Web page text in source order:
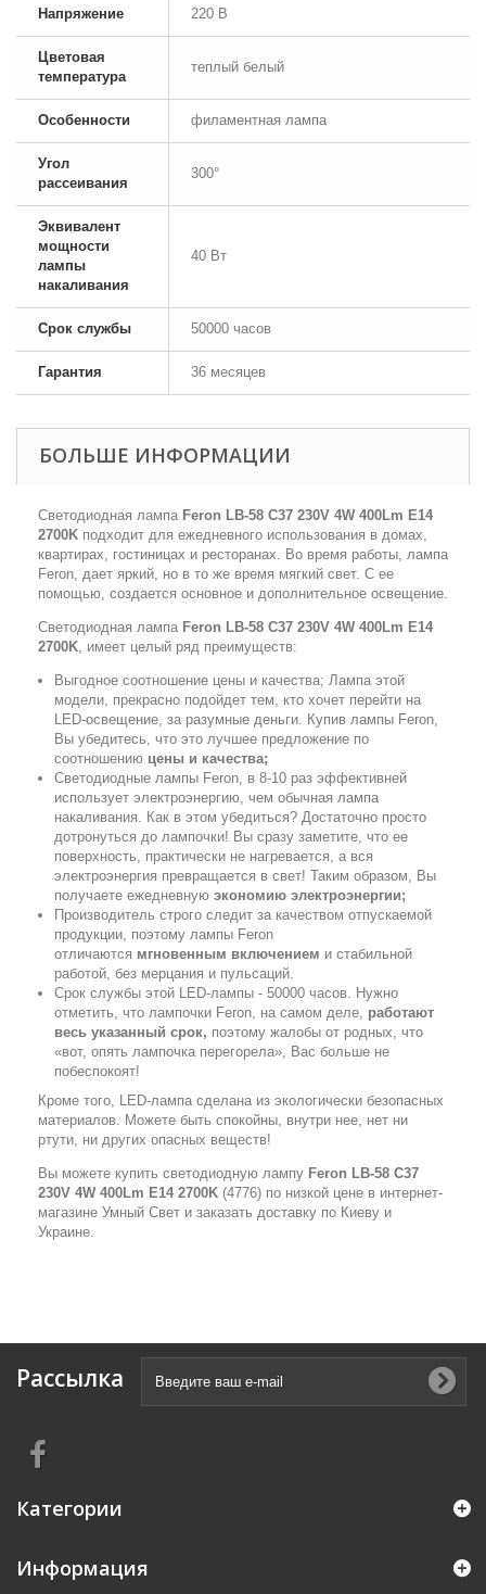
Напряжение 220 В
Цветовая
температура
теплый белый
Особенности филаментная лампа
Угол
рассеивания
300°
Эквивалент
мощности
лампы
накаливания
40 Вт
Срок службы 50000 часов
Гарантия 36 месяцев
БОЛЬШЕ ИНФОРМАЦИИ
Светодиодная лампа Feron LB-58 C37 230V 4W 400Lm E14
2700K подходит для ежедневного использования в домах,
квартирах, гостиницах и ресторанах. Во время работы, лампа
Feron, дает яркий, но в то же время мягкий свет. С ее
помощью, создается основное и дополнительное освещение.
Светодиодная лампа Feron LB-58 C37 230V 4W 400Lm E14
2700K, имеет целый ряд преимуществ:
Выгодное соотношение цены и качества; Лампа этой
модели, прекрасно подойдет тем, кто хочет перейти на
LED-освещение, за разумные деньги. Купив лампы Feron,
Вы убедитесь, что это лучшее предложение по
соотношению цены и качества;
Светодиодные лампы Feron, в 8-10 раз эффективней
использует электроэнергию, чем обычная лампа
накаливания. Как в этом убедиться? Достаточно просто
дотронуться до лампочки! Вы сразу заметите, что ее
поверхность, практически не нагревается, а вся
электроэнергия превращается в свет! Таким образом, Вы
получаете ежедневную экономию электроэнергии;
Производитель строго следит за качеством отпускаемой
продукции, поэтому лампы Feron
отличаются мгновенным включением и стабильной
работой, без мерцания и пульсаций.
Срок службы этой LED-лампы - 50000 часов. Нужно
отметить, что лампочки Feron, на самом деле, работают
весь указанный срок, поэтому жалобы от родных, что
«вот, опять лампочка перегорела», Вас больше не
побеспокоят!
Кроме того, LED-лампа сделана из экологически безопасных
материалов. Можете быть спокойны, внутри нее, нет ни
ртути, ни других опасных веществ!
Вы можете купить светодиодную лампу Feron LB-58 C37
230V 4W 400Lm E14 2700K (4776) по низкой цене в интернет-
магазине Умный Свет и заказать доставку по Киеву и
Украине.
Рассылка
Категории
Информация